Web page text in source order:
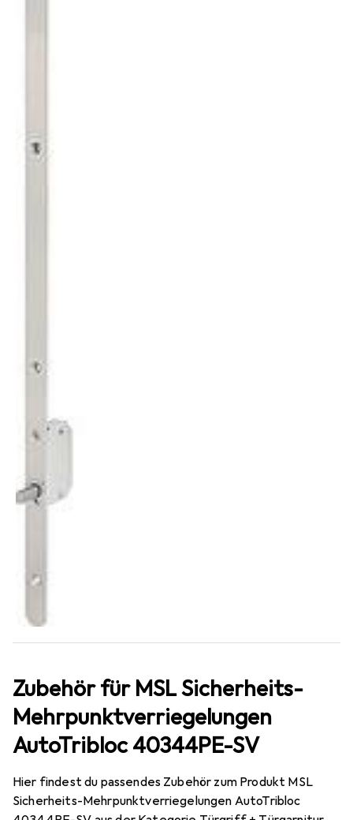
Zubehör für MSL Sicherheits-
Mehrpunktverriegelungen
AutoTribloc 40344PE-SV
Hier findest du passendes Zubehör zum Produkt MSL
Sicherheits-Mehrpunktverriegelungen AutoTribloc